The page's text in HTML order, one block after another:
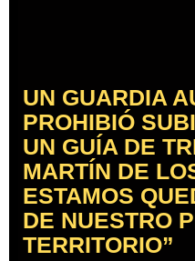
UN GUARDIA
PROHIBIÓ
UN GUÍA DE
MARTÍN DE
ESTAMOS
DE NUESTRO
TERRITORIO”